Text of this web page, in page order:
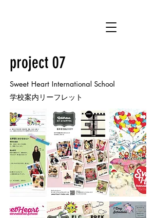
project 07
Sweet Heart International School
学校案内​リーフレット